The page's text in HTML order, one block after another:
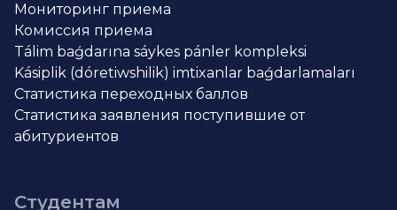
Мониторинг приема
Комиссия приема
Tálim baǵdarına sáykes pánler kompleksi
Kásiplik (dóretiwshilik) imtixanlar baǵdarlamaları
Статистика переходных баллов
Статистика заявления поступившие от
абитуриентов
Студентам